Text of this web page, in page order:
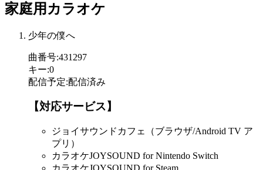
家庭用カラオケ
少年の僕へ
曲番号:431297
キー:0
配信予定:配信済み
【対応サービス】
ジョイサウンドカフェ（ブラウザ/Android TV ア
プリ）
カラオケJOYSOUND for Nintendo Switch